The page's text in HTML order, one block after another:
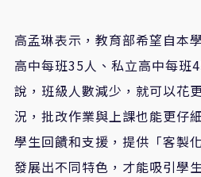
高孟琳表示，教育部希望自本
高中每班35人、私立高中每班
說，班級人數減少，就可以花
況，批改作業與上課也能更仔
學生回饋和支援，提供「客製
發展出不同特色，才能吸引學